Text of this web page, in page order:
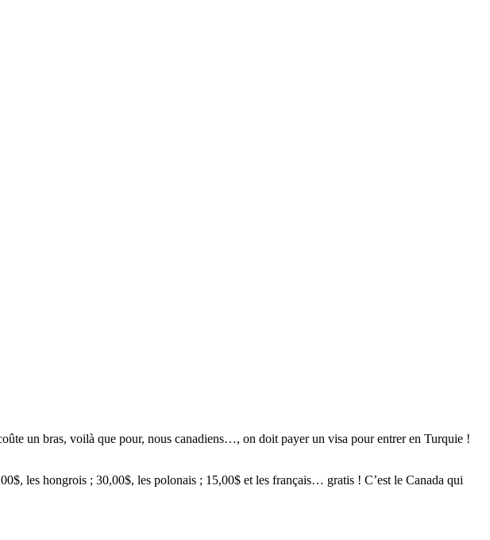
un bras, voilà que pour, nous canadiens…, on doit payer un visa pour entrer en Turquie !
les hongrois ; 30,00$, les polonais ; 15,00$ et les français… gratis ! C’est le Canada qui